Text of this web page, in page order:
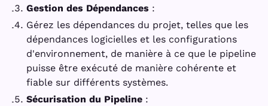
Gestion des Dépendances :
Gérez les dépendances du projet, telles que les
dépendances logicielles et les configurations
d'environnement, de manière à ce que le pipeline
puisse être exécuté de manière cohérente et
fiable sur différents systèmes.
Sécurisation du Pipeline :